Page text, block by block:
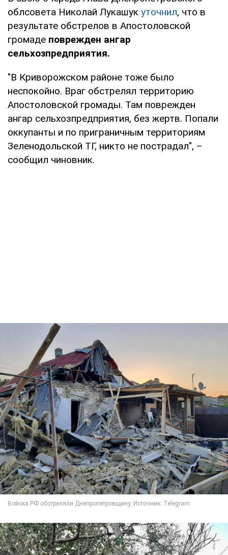
облсовета Николай Лукашук уточнил, что в
результате обстрелов в Апостоловской
громаде поврежден ангар
сельхозпредприятия.
"В Криворожском районе тоже было
неспокойно. Враг обстрелял территорию
Апостоловской громады. Там поврежден
ангар сельхозпредприятия, без жертв. Попали
оккупанты и по приграничным территориям
Зеленодольской ТГ, никто не пострадал", –
сообщил чиновник.